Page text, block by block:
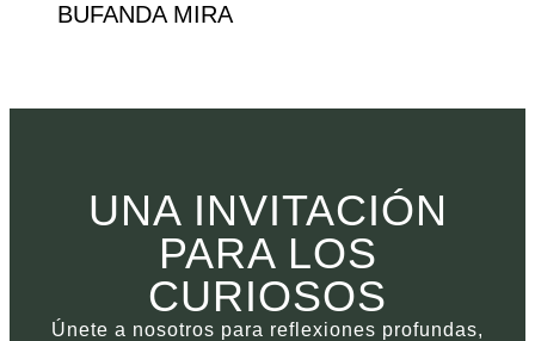
BUFANDA MIRA
UNA INVITACIÓN
PARA LOS
CURIOSOS
Únete a nosotros para reflexiones profundas,